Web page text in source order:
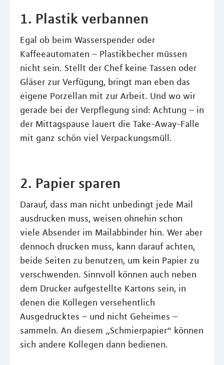
1. Plastik verbannen
Egal ob beim Wasserspender oder
Kaffeeautomaten – Plastikbecher müssen
nicht sein. Stellt der Chef keine Tassen oder
Gläser zur Verfügung, bringt man eben das
eigene Porzellan mit zur Arbeit. Und wo wir
gerade bei der Verpflegung sind: Achtung – in
der Mittagspause lauert die Take-Away-Falle
mit ganz schön viel Verpackungsmüll.
2. Papier sparen
Darauf, dass man nicht unbedingt jede Mail
ausdrucken muss, weisen ohnehin schon
viele Absender im Mailabbinder hin. Wer aber
dennoch drucken muss, kann darauf achten,
beide Seiten zu benutzen, um kein Papier zu
verschwenden. Sinnvoll können auch neben
dem Drucker aufgestellte Kartons sein, in
denen die Kollegen versehentlich
Ausgedrucktes – und nicht Geheimes –
sammeln. An diesem „Schmierpapier“ können
sich andere Kollegen dann bedienen.